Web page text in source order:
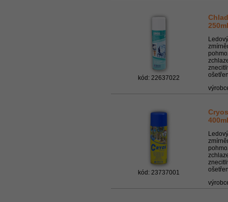
kód: 22637022
kód: 23737001
400ml